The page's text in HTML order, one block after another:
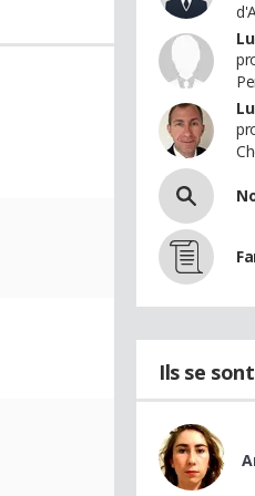
Ils se